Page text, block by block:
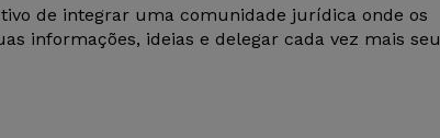
de integrar uma comunidade jurídica onde os
informações, ideias e delegar cada vez mais seu